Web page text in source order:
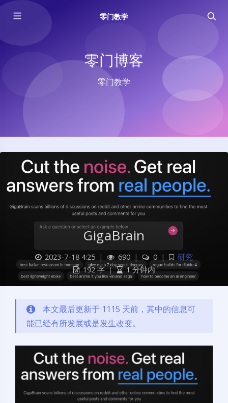
零门教学
零门博客
零门教学
GigaBrain
2023-7-18 4:25 | 690 | 0 |
研究
192 字
| 1 分钟内
本文最后更新于 1115 天前，其中的信息可
能已经有所发展或是发生改变。